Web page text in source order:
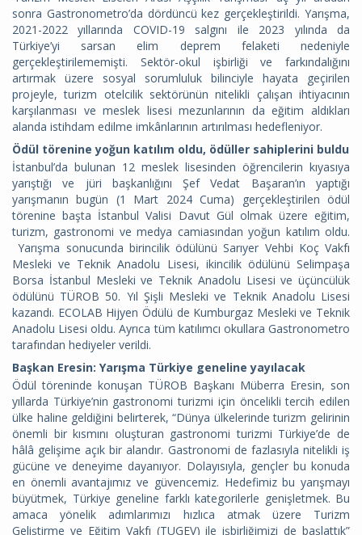
sonra Gastronometro’da dördüncü kez gerçekleştirildi. Yarışma,
2021-2022 yıllarında COVID-19 salgını ile 2023 yılında da
Türkiye’yi sarsan elim deprem felaketi nedeniyle
gerçekleştirilememişti. Sektör-okul işbirliği ve farkındalığını
artırmak üzere sosyal sorumluluk bilinciyle hayata geçirilen
projeyle, turizm otelcilik sektörünün nitelikli çalışan ihtiyacının
karşılanması ve meslek lisesi mezunlarının da eğitim aldıkları
alanda istihdam edilme imkânlarının artırılması hedefleniyor.
Ödül törenine yoğun katılım oldu, ödüller sahiplerini buldu
İstanbul’da bulunan 12 meslek lisesinden öğrencilerin kıyasıya
yarıştığı ve jüri başkanlığını Şef Vedat Başaran’ın yaptığı
yarışmanın bugün (1 Mart 2024 Cuma) gerçekleştirilen ödül
törenine başta İstanbul Valisi Davut Gül olmak üzere eğitim,
turizm, gastronomi ve medya camiasından yoğun katılım oldu.
Yarışma sonucunda birincilik ödülünü Sarıyer Vehbi Koç Vakfı
Mesleki ve Teknik Anadolu Lisesi, ikincilik ödülünü Selimpaşa
Borsa İstanbul Mesleki ve Teknik Anadolu Lisesi ve üçüncülük
ödülünü TÜROB 50. Yıl Şişli Mesleki ve Teknik Anadolu Lisesi
kazandı. ECOLAB Hijyen Ödülü de Kumburgaz Mesleki ve Teknik
Anadolu Lisesi oldu. Ayrıca tüm katılımcı okullara Gastronometro
tarafından hediyeler verildi.
Başkan Eresin: Yarışma Türkiye geneline yayılacak
Ödül töreninde konuşan TÜROB Başkanı Müberra Eresin, son
yıllarda Türkiye’nin gastronomi turizmi için öncelikli tercih edilen
ülke haline geldiğini belirterek, “Dünya ülkelerinde turizm gelirinin
önemli bir kısmını oluşturan gastronomi turizmi Türkiye’de de
hâlâ gelişime açık bir alandır. Gastronomi de fazlasıyla nitelikli iş
gücüne ve deneyime dayanıyor. Dolayısıyla, gençler bu konuda
en önemli avantajımız ve güvencemiz. Hedefimiz bu yarışmayı
büyütmek, Türkiye geneline farklı kategorilerle genişletmek. Bu
amaca yönelik adımlarımızı hızlıca atmak üzere Turizm
Geliştirme ve Eğitim Vakfı (TUGEV) ile işbirliğimizi de başlattık”